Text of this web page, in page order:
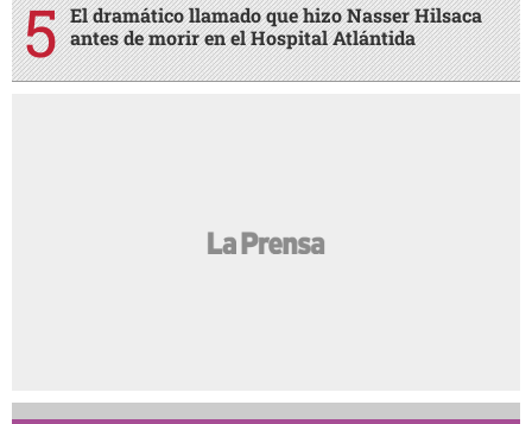
El dramático llamado que hizo Nasser Hilsaca
antes de morir en el Hospital Atlántida